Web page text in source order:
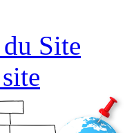
Site